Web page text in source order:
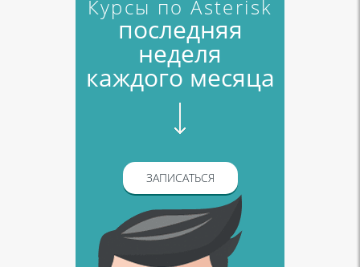
Курсы по Asterisk
последняя
неделя
каждого месяца
ЗАПИСАТЬСЯ